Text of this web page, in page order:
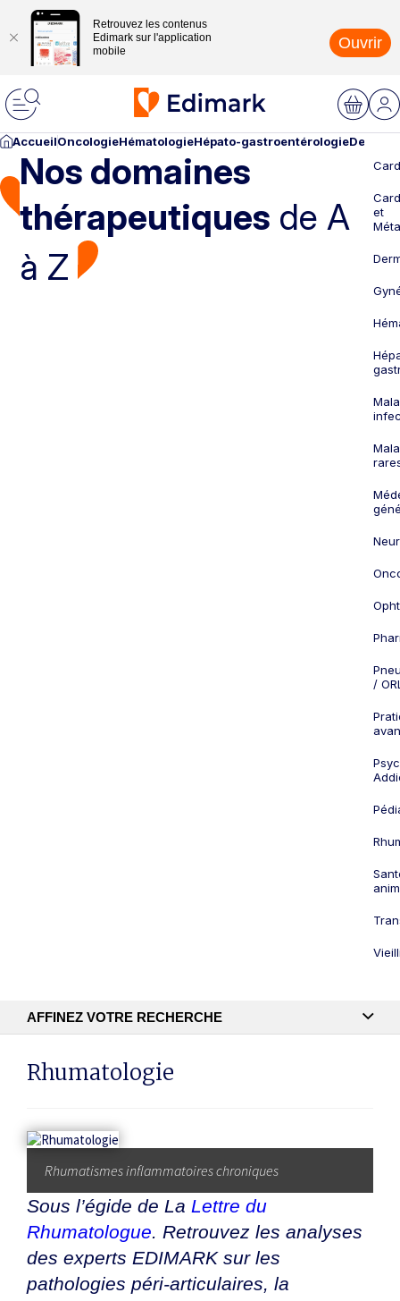
Retrouvez les contenus
Edimark sur l'application
mobile
Ouvrir
AccueilOncologieHématologieHépato-gastroentérologie
Nos domaines
thérapeutiques de A
à Z
et
/
AFFINEZ VOTRE RECHERCHE
Publication
Thématiques
Rhumatologie
Rhumatologie
Rhumatismes inflammatoires chroniques
Sous l’égide de La Lettre du
Rhumatologue. Retrouvez les analyses
des experts EDIMARK sur les
pathologies péri-articulaires, la